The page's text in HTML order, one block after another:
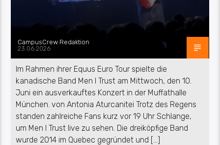
CampusCrew Redaktion
23.06.2026
Im Rahmen ihrer Equus Euro Tour spielte die
kanadische Band Men I Trust am Mittwoch, den 10.
Juni ein ausverkauftes Konzert in der Muffathalle
München. von Antonia Aturcanitei Trotz des Regens
standen zahlreiche Fans kurz vor 19 Uhr Schlange,
um Men I Trust live zu sehen. Die dreiköpfige Band
wurde 2014 im Quebec gegründet und […]